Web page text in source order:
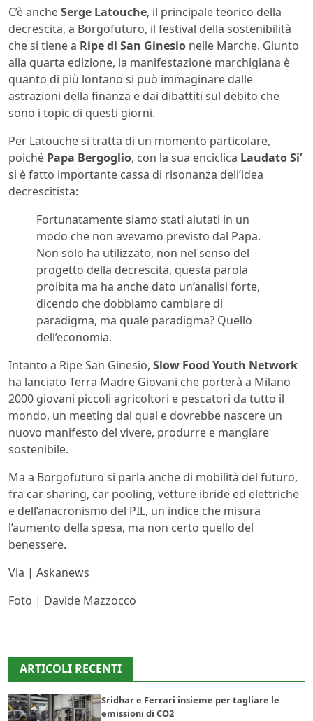
C’è ancheSerge Latouche, il principale teorico della
decrescita, a Borgofuturo, il festival della sostenibilità
che si tiene a Ripe di San Ginesio nelle Marche. Giunto
alla quarta edizione, la manifestazione marchigiana è
quanto di più lontano si può immaginare dalle
astrazioni della finanza e dai dibattiti sul debito che
sono i topic di questi giorni.
Per Latouche si tratta di un momento particolare,
poiché Papa Bergoglio, con la sua enciclica Laudato Si’
si è fatto importante cassa di risonanza dell’idea
decrescitista:
Fortunatamente siamo stati aiutati in un
modo che non avevamo previsto dal Papa.
Non solo ha utilizzato, non nel senso del
progetto della decrescita, questa parola
proibita ma ha anche dato un’analisi forte,
dicendo che dobbiamo cambiare di
paradigma, ma quale paradigma? Quello
dell’economia.
Intanto a Ripe San Ginesio, Slow Food Youth Network
ha lanciato Terra Madre Giovani che porterà a Milano
2000 giovani piccoli agricoltori e pescatori da tutto il
mondo, un meeting dal qual e dovrebbe nascere un
nuovo manifesto del vivere, produrre e mangiare
sostenibile.
Ma a Borgofuturo si parla anche di mobilità del futuro,
fra car sharing, car pooling, vetture ibride ed elettriche
e dell’anacronismo del PIL, un indice che misura
l’aumento della spesa, ma non certo quello del
benessere.
Via | Askanews
Foto | Davide Mazzocco
ARTICOLI RECENTI
Sridhar e Ferrari insieme per tagliare le
emissioni di CO2